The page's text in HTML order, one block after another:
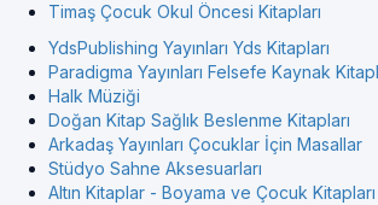
Timaş Çocuk Okul Öncesi Kitapları
YdsPublishing Yayınları Yds Kitapları
Paradigma Yayınları Felsefe Kaynak
Halk Müziği
Doğan Kitap Sağlık Beslenme Kitapları
Arkadaş Yayınları Çocuklar İçin Masallar
Stüdyo Sahne Aksesuarları
Altın Kitaplar - Boyama ve Çocuk